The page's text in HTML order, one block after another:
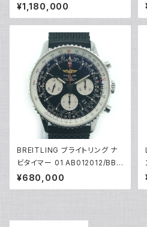
き 黒文字盤 Y02527
¥1,180,000
BREITLING ブライトリング ナ
ビタイマー 01 AB012012/BB0
1 自動巻き クロノメーター クロ
ノグラフ Y02385
¥680,000